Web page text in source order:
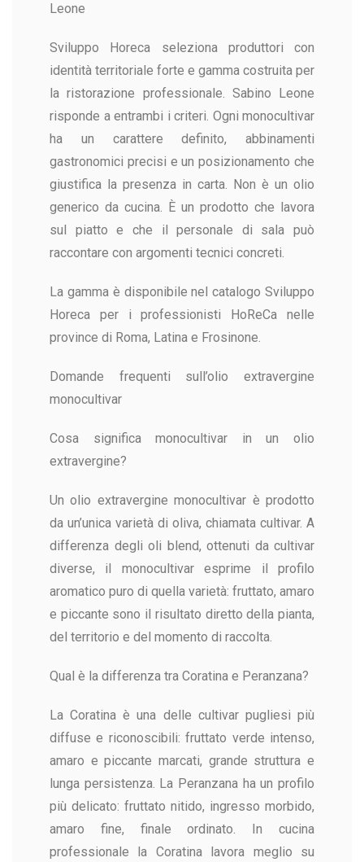
Leone
Sviluppo Horeca seleziona produttori con
identità territoriale forte e gamma costruita per
la ristorazione professionale. Sabino Leone
risponde a entrambi i criteri. Ogni monocultivar
ha un carattere definito, abbinamenti
gastronomici precisi e un posizionamento che
giustifica la presenza in carta. Non è un olio
generico da cucina. È un prodotto che lavora
sul piatto e che il personale di sala può
raccontare con argomenti tecnici concreti.
La gamma è disponibile nel catalogo Sviluppo
Horeca per i professionisti HoReCa nelle
province di Roma, Latina e Frosinone.
Domande frequenti sull’olio extravergine
monocultivar
Cosa significa monocultivar in un olio
extravergine?
Un olio extravergine monocultivar è prodotto
da un’unica varietà di oliva, chiamata cultivar. A
differenza degli oli blend, ottenuti da cultivar
diverse, il monocultivar esprime il profilo
aromatico puro di quella varietà: fruttato, amaro
e piccante sono il risultato diretto della pianta,
del territorio e del momento di raccolta.
Qual è la differenza tra Coratina e Peranzana?
La Coratina è una delle cultivar pugliesi più
diffuse e riconoscibili: fruttato verde intenso,
amaro e piccante marcati, grande struttura e
lunga persistenza. La Peranzana ha un profilo
più delicato: fruttato nitido, ingresso morbido,
amaro fine, finale ordinato. In cucina
professionale la Coratina lavora meglio su